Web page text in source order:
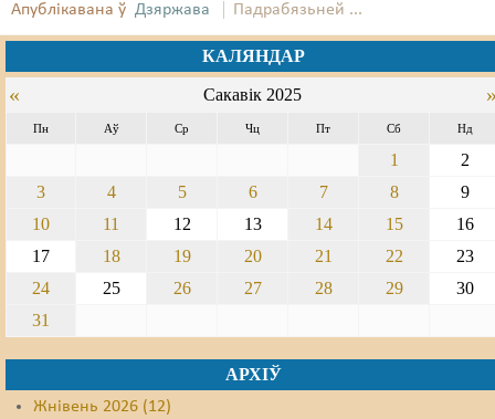
Апублікавана ў Дзяржава Падрабязьней ...
КАЛЯНДАР
« Сакавік 2025
Пн Аў Ср Чц Пт Сб Нд
1
2
3
4 5 6 7 8
9
10
11 12 13 14 15
16
17
18 19 20 21 22
23
24
25 26 27 28 29
30
31
АРХІЎ
Жнівень 2026 (12)